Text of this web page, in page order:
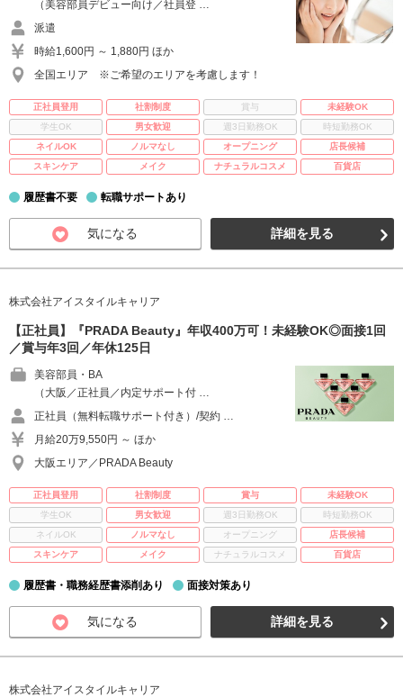
（美容部員デビュー向け／社員登 …
派遣
時給1,600円 ～ 1,880円 ほか
全国エリア ※ご希望のエリアを考慮します！
正社員登用 社割制度 賞与
未経験OK
学生OK
男女歓迎 週3日勤務OK
時短勤務OK
ネイルOK
ノルマなし オープニング
店長候補
スキンケア
メイク ナチュラルコスメ 百貨店
履歴書不要 転職サポートあり
気になる 詳細を見る
株式会社アイスタイルキャリア
【正社員】『PRADA Beauty』年収400万可！未経験OK◎面接1回
／賞与年3回／年休125日
美容部員・BA
（大阪／正社員／内定サポート付 …
正社員（無料転職サポート付き）/契約 …
月給20万9,550円 ～ ほか
大阪エリア／PRADA Beauty
正社員登用 社割制度 賞与
未経験OK
学生OK
男女歓迎 週3日勤務OK
時短勤務OK
ネイルOK
ノルマなし オープニング
店長候補
スキンケア
メイク ナチュラルコスメ 百貨店
履歴書・職務経歴書添削あり 面接対策あり
気になる 詳細を見る
株式会社アイスタイルキャリア